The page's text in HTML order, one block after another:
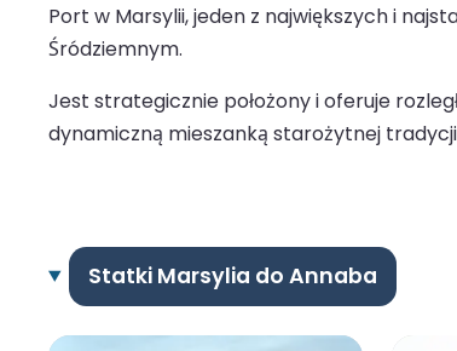
Port w Marsylii, jeden z największych i
Śródziemnym.
Jest strategicznie położony i oferuje
dynamiczną mieszanką starożytnej
Statki Marsylia do Annaba